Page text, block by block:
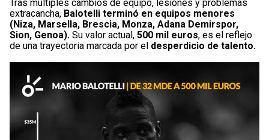
Tras múltiples cambios de equipo, lesiones y problemas
extracancha, Balotelli terminó en equipos menores
(Niza, Marsella, Brescia, Monza, Adana Demirspor,
Sion, Genoa). Su valor actual, 500 mil euros, es el reflejo
de una trayectoria marcada por el desperdicio de talento.